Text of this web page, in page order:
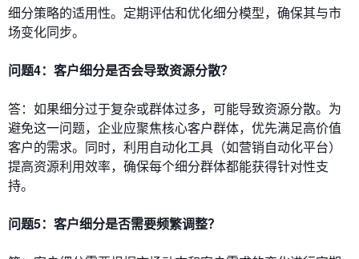
细分策略的适用性。定期评估和优化细分模型，确保其与市
场变化同步。
问题4：客户细分是否会导致资源分散？
答：如果细分过于复杂或群体过多，可能导致资源分散。为
避免这一问题，企业应聚焦核心客户群体，优先满足高价值
客户的需求。同时，利用自动化工具（如营销自动化平台）
提高资源利用效率，确保每个细分群体都能获得针对性支
持。
问题5：客户细分是否需要频繁调整？